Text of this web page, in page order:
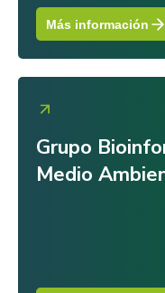
Más información
Grupo
Medio